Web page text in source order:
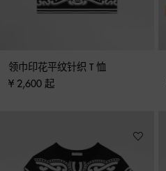
领巾印花平纹针织 T 恤
¥ 2,600 起